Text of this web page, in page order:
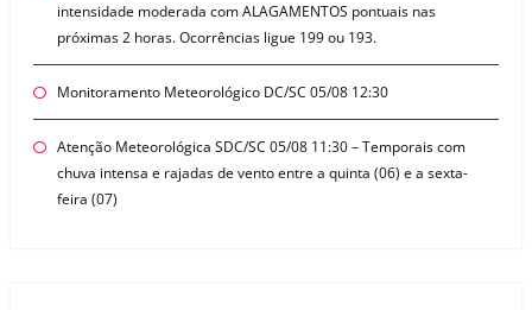
intensidade moderada com ALAGAMENTOS pontuais nas
próximas 2 horas. Ocorrências ligue 199 ou 193.
Monitoramento Meteorológico DC/SC 05/08 12:30
Atenção Meteorológica SDC/SC 05/08 11:30 – Temporais com
chuva intensa e rajadas de vento entre a quinta (06) e a sexta-
feira (07)